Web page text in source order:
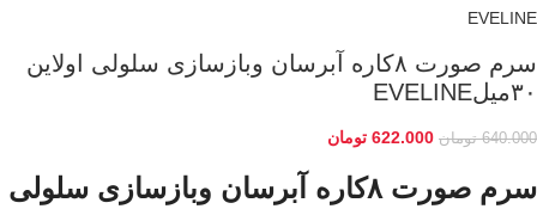
EVELINE
سرم صورت ۸کاره آبرسان وبازسازی سلولی اولاین
۳۰میلEVELINE
640.000 تومان 622.000 تومان
سرم صورت ۸کاره آبرسان وبازسازی سلولی